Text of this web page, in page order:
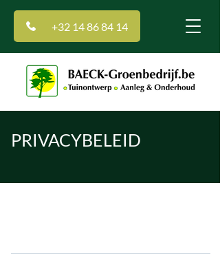
+32 14 86 84 14
PRIVACYBELEID